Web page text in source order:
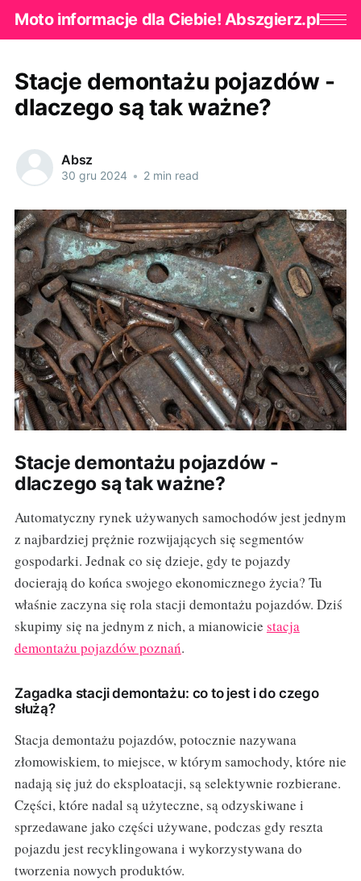
Moto informacje dla Ciebie! Abszgierz.pl
Stacje demontażu pojazdów -
dlaczego są tak ważne?
Absz
30 gru 2024 • 2 min read
Stacje demontażu pojazdów -
dlaczego są tak ważne?
Automatyczny rynek używanych samochodów jest jednym
z najbardziej prężnie rozwijających się segmentów
gospodarki. Jednak co się dzieje, gdy te pojazdy
docierają do końca swojego ekonomicznego życia? Tu
właśnie zaczyna się rola stacji demontażu pojazdów. Dziś
skupimy się na jednym z nich, a mianowicie stacja
demontażu pojazdów poznań.
Zagadka stacji demontażu: co to jest i do czego
służą?
Stacja demontażu pojazdów, potocznie nazywana
złomowiskiem, to miejsce, w którym samochody, które nie
nadają się już do eksploatacji, są selektywnie rozbierane.
Części, które nadal są użyteczne, są odzyskiwane i
sprzedawane jako części używane, podczas gdy reszta
pojazdu jest recyklingowana i wykorzystywana do
tworzenia nowych produktów.